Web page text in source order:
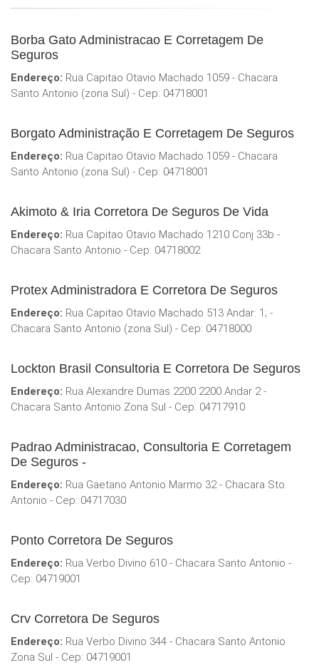
Borba Gato Administracao E Corretagem De
Seguros
Endereço: Rua Capitao Otavio Machado 1059 - Chacara
Santo Antonio (zona Sul) - Cep: 04718001
Borgato Administração E Corretagem De Seguros
Endereço: Rua Capitao Otavio Machado 1059 - Chacara
Santo Antonio (zona Sul) - Cep: 04718001
Akimoto & Iria Corretora De Seguros De Vida
Endereço: Rua Capitao Otavio Machado 1210 Conj 33b -
Chacara Santo Antonio - Cep: 04718002
Protex Administradora E Corretora De Seguros
Endereço: Rua Capitao Otavio Machado 513 Andar: 1; -
Chacara Santo Antonio (zona Sul) - Cep: 04718000
Lockton Brasil Consultoria E Corretora De Seguros
Endereço: Rua Alexandre Dumas 2200 2200 Andar 2 -
Chacara Santo Antonio Zona Sul - Cep: 04717910
Padrao Administracao, Consultoria E Corretagem
De Seguros -
Endereço: Rua Gaetano Antonio Marmo 32 - Chacara Sto.
Antonio - Cep: 04717030
Ponto Corretora De Seguros
Endereço: Rua Verbo Divino 610 - Chacara Santo Antonio -
Cep: 04719001
Crv Corretora De Seguros
Endereço: Rua Verbo Divino 344 - Chacara Santo Antonio
Zona Sul - Cep: 04719001